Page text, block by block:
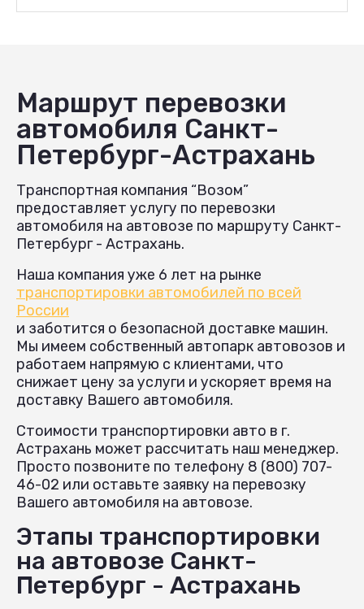
Маршрут перевозки
автомобиля Санкт-
Петербург-Астрахань
Транспортная компания “Возом”
предоставляет услугу по перевозки
автомобиля на автовозе по маршруту Санкт-
Петербург - Астрахань.
Наша компания уже 6 лет на рынке
транспортировки автомобилей по всей
России
и заботится о безопасной доставке машин.
Мы имеем собственный автопарк автовозов и
работаем напрямую с клиентами, что
снижает цену за услуги и ускоряет время на
доставку Вашего автомобиля.
Стоимости транспортировки авто в г.
Астрахань может рассчитать наш менеджер.
Просто позвоните по телефону 8 (800) 707-
46-02 или оставьте заявку на перевозку
Вашего автомобиля на автовозе.
Этапы транспортировки
на автовозе Санкт-
Петербург - Астрахань